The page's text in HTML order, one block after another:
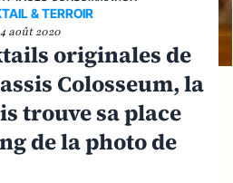
& TERROIR
4 août 2020
originales de
Colosseum, la
trouve sa place
de la photo de